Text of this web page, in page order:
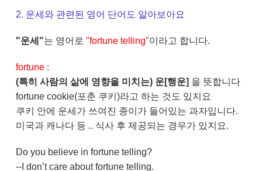
2. 운세와 관련된 영어 단어도 알아보아요
"운세"는 영어로 "fortune telling"이라고 합니다.
fortune :
(특히 사람의 삶에 영향을 미치는) 운[행운] 을 뜻합니다
fortune cookie(포춘 쿠키)라고 하는 것도 있지요
쿠키 안에 운세가 쓰여진 종이가 들어있는 과자입니다.
미국과 캐나다 등 .. 식사 후 제공되는 경우가 있지요.
Do you believe in fortune telling?
--I don’t care about fortune telling.